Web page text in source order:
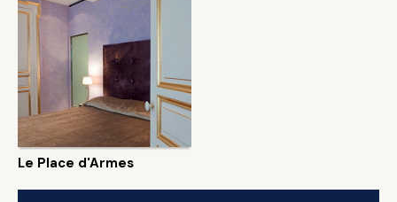
Le Place d'Armes